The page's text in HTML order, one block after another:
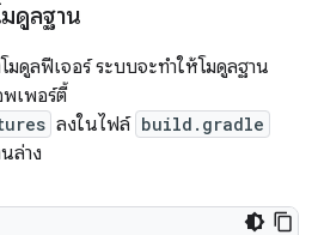
ดูลฐาน
มดูลฟีเจอร์ ระบบจะทำให้โมดูลฐาน
พเพอร์ตี้
ลงในไฟล์ build.gradle
ล่าง